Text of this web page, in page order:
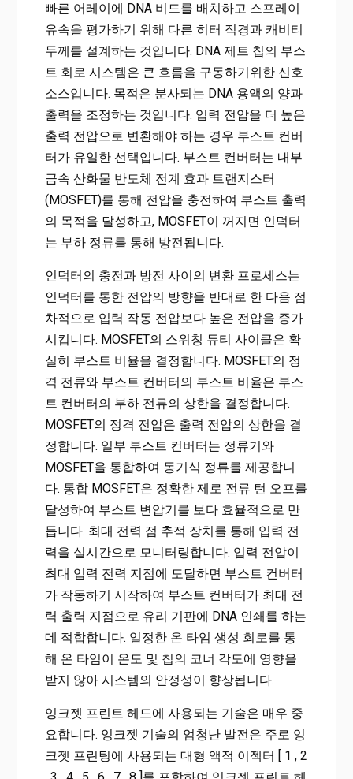
빠른 어레이에 DNA 비드를 배치하고 스프레이
유속을 평가하기 위해 다른 히터 직경과 캐비티
두께를 설계하는 것입니다. DNA 제트 칩의 부스
트 회로 시스템은 큰 흐름을 구동하기위한 신호
소스입니다. 목적은 분사되는 DNA 용액의 양과
출력을 조정하는 것입니다. 입력 전압을 더 높은
출력 전압으로 변환해야 하는 경우 부스트 컨버
터가 유일한 선택입니다. 부스트 컨버터는 내부
금속 산화물 반도체 전계 효과 트랜지스터
(MOSFET)를 통해 전압을 충전하여 부스트 출력
의 목적을 달성하고, MOSFET이 꺼지면 인덕터
는 부하 정류를 통해 방전됩니다.
인덕터의 충전과 방전 사이의 변환 프로세스는
인덕터를 통한 전압의 방향을 반대로 한 다음 점
차적으로 입력 작동 전압보다 높은 전압을 증가
시킵니다. MOSFET의 스위칭 듀티 사이클은 확
실히 부스트 비율을 결정합니다. MOSFET의 정
격 전류와 부스트 컨버터의 부스트 비율은 부스
트 ​​컨버터의 부하 전류의 상한을 결정합니다.
MOSFET의 정격 전압은 출력 전압의 상한을 결
정합니다. 일부 부스트 컨버터는 정류기와
MOSFET을 통합하여 동기식 정류를 제공합니
다. 통합 MOSFET은 정확한 제로 전류 턴 오프를
달성하여 부스트 변압기를 보다 효율적으로 만
듭니다. 최대 전력 점 추적 장치를 통해 입력 전
력을 실시간으로 모니터링합니다. 입력 전압이
최대 입력 전력 지점에 도달하면 부스트 컨버터
가 작동하기 시작하여 부스트 컨버터가 최대 전
력 출력 지점으로 유리 기판에 DNA 인쇄를 하는
데 적합합니다. 일정한 온 타임 생성 회로를 통
해 온 타임이 온도 및 칩의 코너 각도에 영향을
받지 않아 시스템의 안정성이 향상됩니다.
잉크젯 프린트 헤드에 사용되는 기술은 매우 중
요합니다. 잉크젯 기술의 엄청난 발전은 주로 잉
크젯 프린팅에 사용되는 대형 액적 이젝터 [ 1 , 2